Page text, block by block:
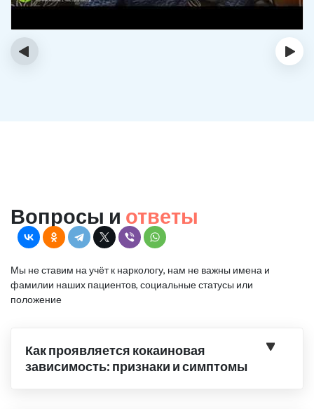
‹ ›
Вопросы и ответы
Мы не ставим на учёт к наркологу, нам не важны имена и
фамилии наших пациентов, социальные статусы или
положение
Как проявляется кокаиновая
зависимость: признаки и симптомы